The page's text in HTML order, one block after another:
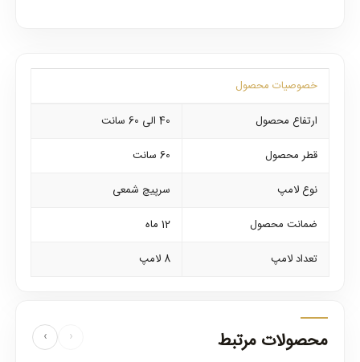
خصوصیات محصول
ارتفاع محصول
40 الی 60 سانت
قطر محصول
60 سانت
نوع لامپ
سرپیچ شمعی
ضمانت محصول
12 ماه
تعداد لامپ
8 لامپ
محصولات مرتبط ‹
›